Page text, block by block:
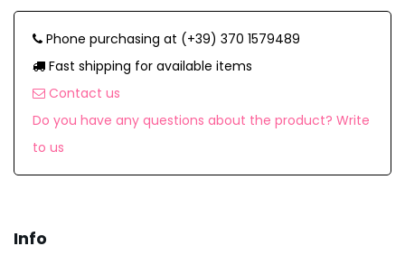
Phone purchasing at (+39) 370 1579489
Fast shipping for available items
Contact us
Do you have any questions about the product? Write
to us
Info